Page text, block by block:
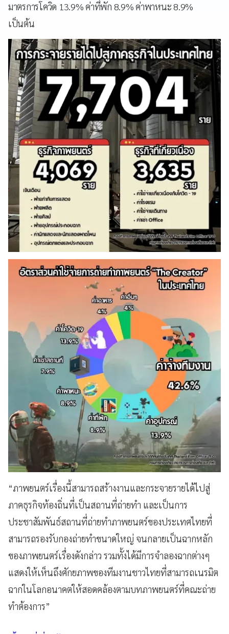
มาตรการโควิด 13.9% ค่าที่พัก 8.9% ค่าพาหนะ 8.9%
เป็นต้น
“ภาพยนตร์เรื่องนี้สามารถสร้างงานและกระจายรายได้ไปสู่
ภาคธุรกิจท้องถิ่นที่เป็นสถานที่ถ่ายทำ และเป็นการ
ประชาสัมพันธ์สถานที่ถ่ายทำภาพยนตร์ของประเทศไทยที่
สามารถรองรับกองถ่ายทำขนาดใหญ่ จนกลายเป็นฉากหลัก
ของภาพยนตร์เรื่องดังกล่าว รวมทั้งได้มีการจำลองฉากต่างๆ
แสดงให้เห็นถึงศักยภาพของทีมงานชาวไทยที่สามารถเนรมิต
ฉากในโลกอนาคตให้สอดคล้องตามบทภาพยนตร์ที่คณะถ่าย
ทำต้องการ”